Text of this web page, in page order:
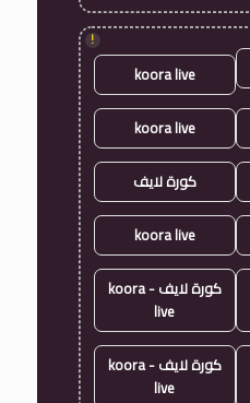
!
koora live
koora live
كورة لايف
koora live
كورة لايف - koora
live
كورة لايف - koora
live